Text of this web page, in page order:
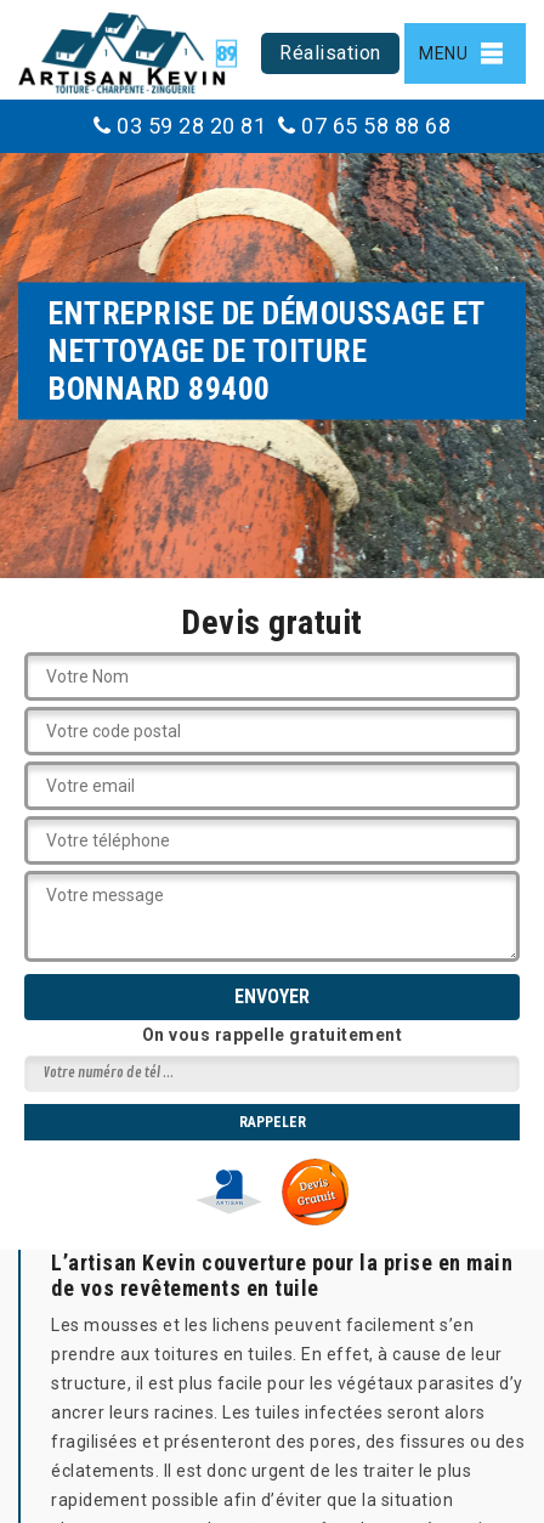
Réalisation MENU
03 59 28 20 81 07 65 58 88 68
ENTREPRISE DE DÉMOUSSAGE ET
NETTOYAGE DE TOITURE
BONNARD 89400
Devis gratuit
On vous rappelle gratuitement
L’artisan Kevin couverture pour la prise en main
de vos revêtements en tuile
Les mousses et les lichens peuvent facilement s’en
prendre aux toitures en tuiles. En effet, à cause de leur
structure, il est plus facile pour les végétaux parasites d’y
ancrer leurs racines. Les tuiles infectées seront alors
fragilisées et présenteront des pores, des fissures ou des
éclatements. Il est donc urgent de les traiter le plus
rapidement possible afin d’éviter que la situation